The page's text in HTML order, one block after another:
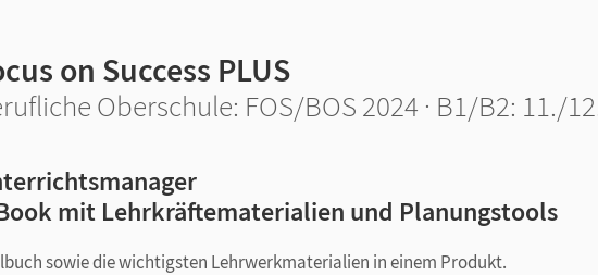
on Success PLUS
Oberschule: FOS/BOS 2024 · B1/B2: 11./
mit Lehrkräftematerialien und Planungstools
sowie die wichtigsten Lehrwerkmaterialien in einem Produkt.